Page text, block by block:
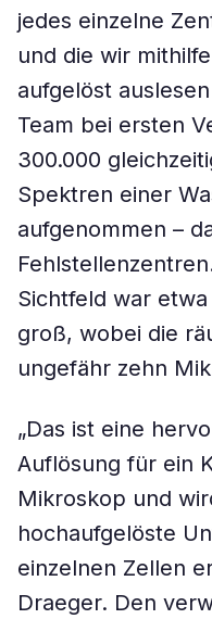
jedes einzelne
und die wir
aufgelöst
Team bei ersten
300.000
Spektren einer
aufgenommen –
Sichtfeld war
groß, wobei die
ungefähr zehn
„Das ist eine
Auflösung für ein
Mikroskop und
hochaufgelöste
einzelnen Zellen
Draeger. Den